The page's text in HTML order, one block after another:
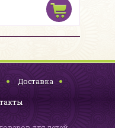
Доставка